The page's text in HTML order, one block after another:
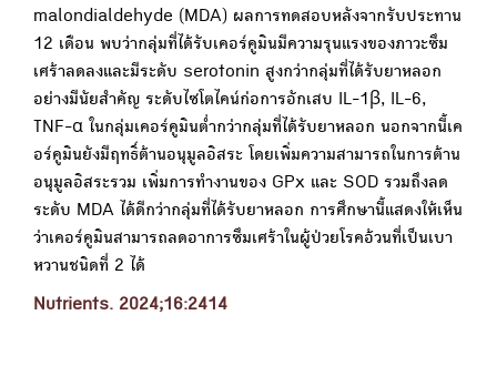
malondialdehyde (MDA) ผลการทดสอบหลังจากรับประทาน
12 เดือน พบว่ากลุ่มที่ได้รับเคอร์คูมินมีความรุนแรงของภาวะซึม
เศร้าลดลงและมีระดับ serotonin สูงกว่ากลุ่มที่ได้รับยาหลอก
อย่างมีนัยสำคัญ ระดับไซโตไคน์ก่อการอักเสบ IL-1β, IL-6,
TNF-α ในกลุ่มเคอร์คูมินต่ำกว่ากลุ่มที่ได้รับยาหลอก นอกจากนี้เค
อร์คูมินยังมีฤทธิ์ต้านอนุมูลอิสระ โดยเพิ่มความสามารถในการต้าน
อนุมูลอิสระรวม เพิ่มการทำงานของ GPx และ SOD รวมถึงลด
ระดับ MDA ได้ดีกว่ากลุ่มที่ได้รับยาหลอก การศึกษานี้แสดงให้เห็น
ว่าเคอร์คูมินสามารถลดอาการซึมเศร้าในผู้ป่วยโรคอ้วนที่เป็นเบา
หวานชนิดที่ 2 ได้
Nutrients. 2024;16:2414